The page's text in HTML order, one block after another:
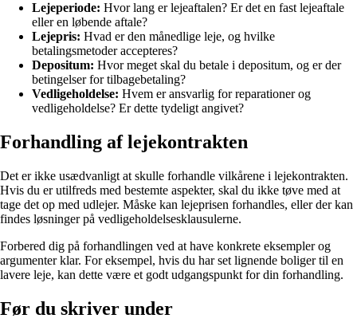
Lejeperiode: Hvor lang er lejeaftalen? Er det en fast lejeaftale
eller en løbende aftale?
Lejepris: Hvad er den månedlige leje, og hvilke
betalingsmetoder accepteres?
Depositum: Hvor meget skal du betale i depositum, og er der
betingelser for tilbagebetaling?
Vedligeholdelse: Hvem er ansvarlig for reparationer og
vedligeholdelse? Er dette tydeligt angivet?
Forhandling af lejekontrakten
Det er ikke usædvanligt at skulle forhandle vilkårene i lejekontrakten.
Hvis du er utilfreds med bestemte aspekter, skal du ikke tøve med at
tage det op med udlejer. Måske kan lejeprisen forhandles, eller der kan
findes løsninger på vedligeholdelsesklausulerne.
Forbered dig på forhandlingen ved at have konkrete eksempler og
argumenter klar. For eksempel, hvis du har set lignende boliger til en
lavere leje, kan dette være et godt udgangspunkt for din forhandling.
Før du skriver under